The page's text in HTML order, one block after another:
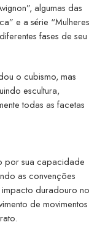
algumas das
e a série “Mulheres
fases de seu
o cubismo, mas
escultura,
todas as facetas
por sua capacidade
as convenções
impacto duradouro no
de movimentos